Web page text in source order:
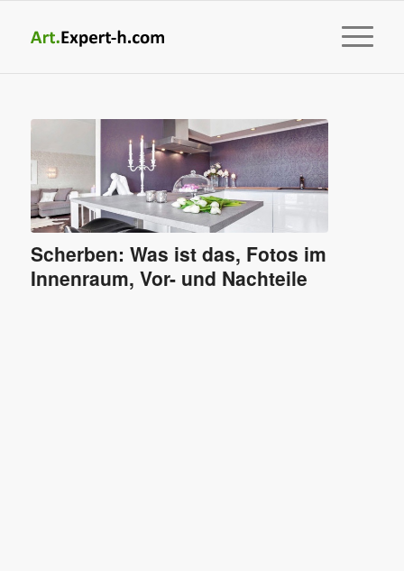
Scherben: Was ist das, Fotos im
Innenraum, Vor- und Nachteile